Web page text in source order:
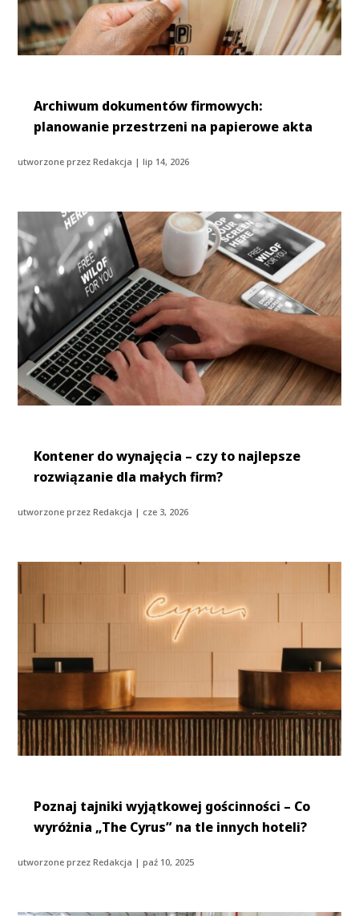
Archiwum dokumentów firmowych:
planowanie przestrzeni na papierowe akta
utworzone przezRedakcja |lip 14, 2026
Kontener do wynajęcia – czy to najlepsze
rozwiązanie dla małych firm?
utworzone przezRedakcja | cze 3, 2026
Poznaj tajniki wyjątkowej gościnności – Co
wyróżnia „The Cyrus” na tle innych hoteli?
utworzone przezRedakcja |paź 10, 2025